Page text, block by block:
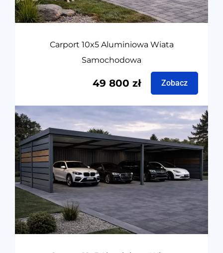
Carport 10x5 Aluminiowa Wiata
Samochodowa
49 800 zł Zobacz